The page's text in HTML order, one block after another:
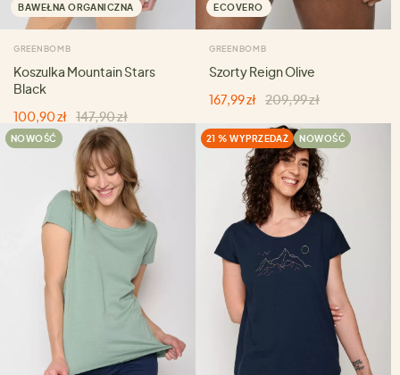
BAWEŁNA ORGANICZNA
GREENBOMB
Koszulka Mountain Stars
Black
100,90 zł 147,90 zł
ECOVERO
GREENBOMB
Szorty Reign Olive
167,99 zł 209,99 zł
NOWOŚĆ 21 % WYPRZEDAŻ NOWOŚĆ